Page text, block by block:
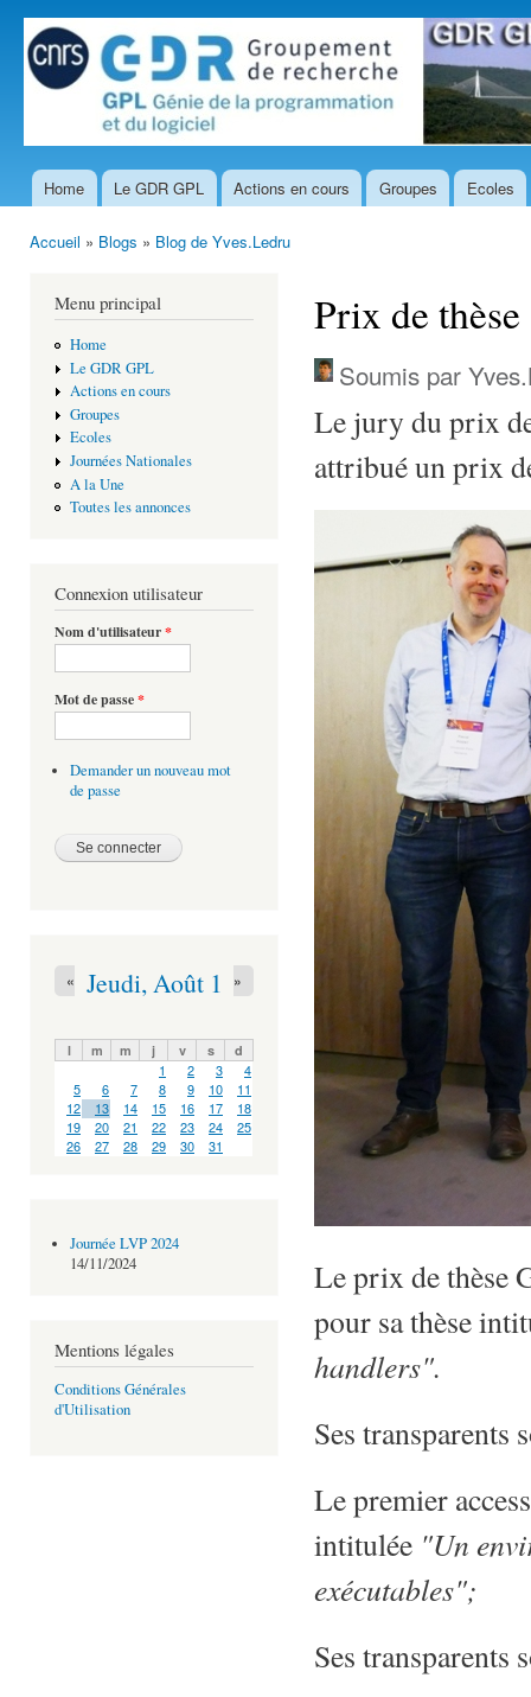
Menu principal
Home Le GDR GPL Actions en cours Groupes Ecoles
Accueil » Blogs » Blog de Yves.Ledru
Menu principal
Home
Le GDR GPL
Actions en cours
Groupes
Ecoles
Journées Nationales
A la Une
Toutes les annonces
Connexion utilisateur
Nom d'utilisateur*
Mot de passe*
Demander un nouveau mot
de passe
Jeudi, Août 1
« »
l m m j v s d
1 2 3
4
5
6 7 8 9 10
11
12
13 14 15 16 17
18
19
20 21 22 23 24
25
26
27 28 29 30 31
Journée LVP 2024
14/11/2024
Mentions légales
Conditions Générales
d'Utilisation
Prix de
Soumis par
Le jury du prix
attribué un prix
Le prix de thèse
pour sa thèse
handlers".
Ses transparents
Le premier
intitulée "Un
exécutables";
Ses transparents